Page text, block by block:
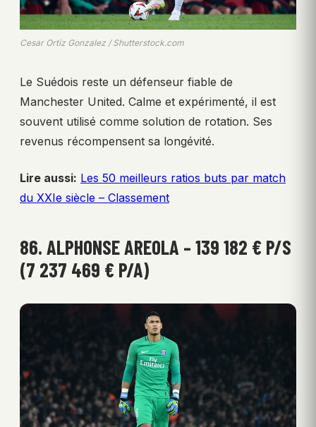
Cesar Ortiz Gonzalez / Shutterstock.com
Le Suédois reste un défenseur fiable de
Manchester United. Calme et expérimenté, il est
souvent utilisé comme solution de rotation. Ses
revenus récompensent sa longévité.
Lire aussi: Les 50 meilleurs ratios buts par match
du XXIe siècle – Classement
86. ALPHONSE AREOLA – 139 182 € P/S
(7 237 469 € P/A)